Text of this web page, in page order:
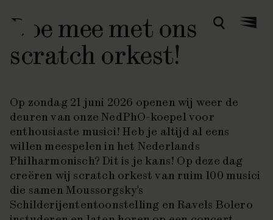
ZoekenMenu
Doe mee met ons
scratch orkest!
Op zondag 21 juni 2026 openen wij weer de
deuren van onze NedPhO-koepel voor
enthousiaste musici! Heb je altijd al eens
willen meespelen in het Nederlands
Philharmonisch? Dit is je kans! Op deze dag
creëren wij scratch orkest van ruim 100 musici
die samen Moussorgsky's
Schilderijententoonstelling en Ravels Bolero